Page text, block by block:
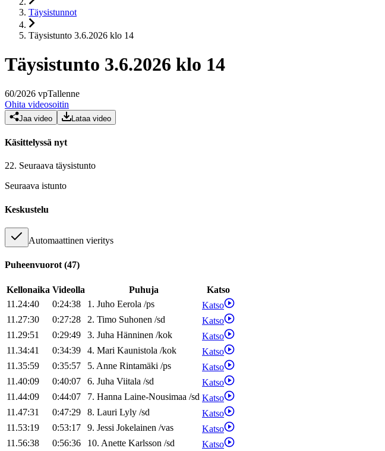
Täysistunnot
Täysistunto 3.6.2026 klo 14
Täysistunto 3.6.2026 klo 14
60/2026 vpTallenne
Ohita videosoitin
Jaa video Lataa video
Käsittelyssä nyt
22. Seuraava täysistunto
Seuraava istunto
Keskustelu
Automaattinen vieritys
Puheenvuorot (47)
Kellonaika Videolla Puhuja
Katso
11.24:40
0:24:38 1. Juho Eerola /ps
Katso
11.27:30
0:27:28 2. Timo Suhonen /sd
Katso
11.29:51
0:29:49 3. Juha Hänninen /kok
Katso
11.34:41
0:34:39 4. Mari Kaunistola /kok
Katso
11.35:59
0:35:57 5. Anne Rintamäki /ps
Katso
11.40:09
0:40:07 6. Juha Viitala /sd
Katso
11.44:09
0:44:07 7. Hanna Laine-Nousimaa /sd Katso
11.47:31
0:47:29 8. Lauri Lyly /sd
Katso
11.53:19
0:53:17 9. Jessi Jokelainen /vas
Katso
11.56:38
0:56:36 10. Anette Karlsson /sd
Katso